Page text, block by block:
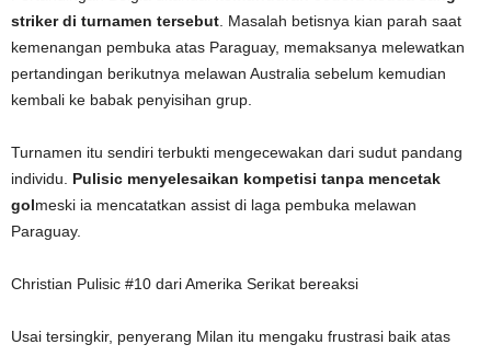
striker di turnamen tersebut . Masalah betisnya kian parah saat
kemenangan pembuka atas Paraguay, memaksanya melewatkan
pertandingan berikutnya melawan Australia sebelum kemudian
kembali ke babak penyisihan grup.
Turnamen itu sendiri terbukti mengecewakan dari sudut pandang
individu. Pulisic menyelesaikan kompetisi tanpa mencetak
golmeski ia mencatatkan assist di laga pembuka melawan
Paraguay.
Christian Pulisic #10 dari Amerika Serikat bereaksi
Usai tersingkir, penyerang Milan itu mengaku frustrasi baik atas